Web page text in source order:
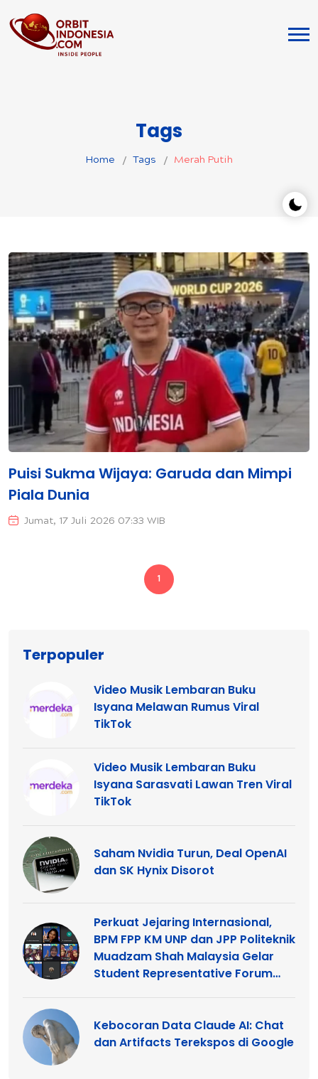
Tags
Home Tags Merah Putih
Puisi Sukma Wijaya: Garuda dan Mimpi
Piala Dunia
Jumat, 17 Juli 2026 07:33 WIB
1
Terpopuler
Video Musik Lembaran Buku
Isyana Melawan Rumus Viral
TikTok
Video Musik Lembaran Buku
Isyana Sarasvati Lawan Tren Viral
TikTok
Saham Nvidia Turun, Deal OpenAI
dan SK Hynix Disorot
Perkuat Jejaring Internasional,
BPM FPP KM UNP dan JPP Politeknik
Muadzam Shah Malaysia Gelar
Student Representative Forum
Kebocoran Data Claude AI: Chat
dan Artifacts Terekspos di Google